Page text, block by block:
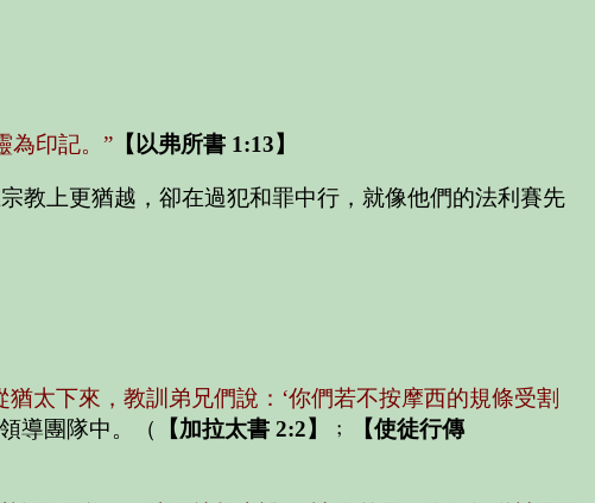
為印記。” 【以弗所書 1:13】
教上更猶越，卻在過犯和罪中行，就像他們的法利賽先
猶太下來，教訓弟兄們說：‘你們若不按摩西的規條受割
導團隊中。（ 【加拉太書 2:2】 ﹔
【使徒行傳